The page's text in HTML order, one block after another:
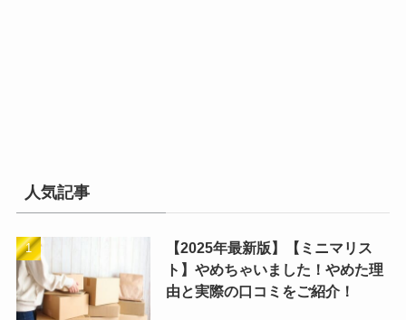
人気記事
【2025年最新版】【ミニマリス
ト】やめちゃいました！やめた理
由と実際の口コミをご紹介！